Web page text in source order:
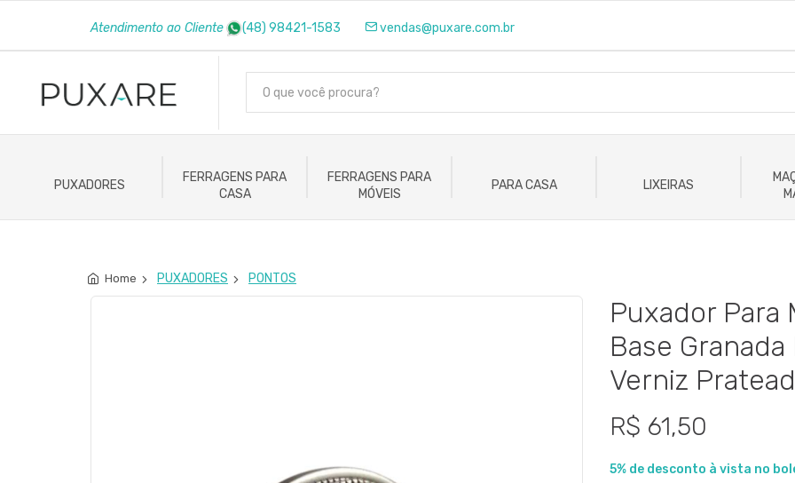
Atendimento ao Cliente (48) 98421-1583 vendas@puxare.com.br
PUXADORES
FERRAGENS PARA
CASA
FERRAGENS PARA
MÓVEIS
PARA CASA LIXEIRAS
Home PUXADORES PONTOS
Puxador Para
Base
Verniz
R$ 61,50
5% de desconto à vista no